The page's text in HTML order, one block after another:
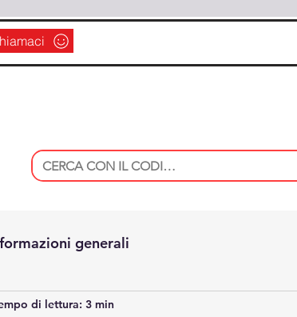
generali
di lettura: 3 min